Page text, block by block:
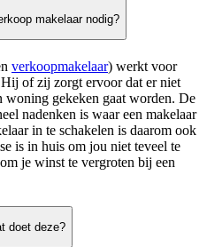
makelaar nodig?
verkoopmakelaar) werkt voor
of zij zorgt ervoor dat er niet
woning gekeken gaat worden. De
nadenken is waar een makelaar
in te schakelen is daarom ook
is in huis om jou niet teveel te
je winst te vergroten bij een
doet deze?